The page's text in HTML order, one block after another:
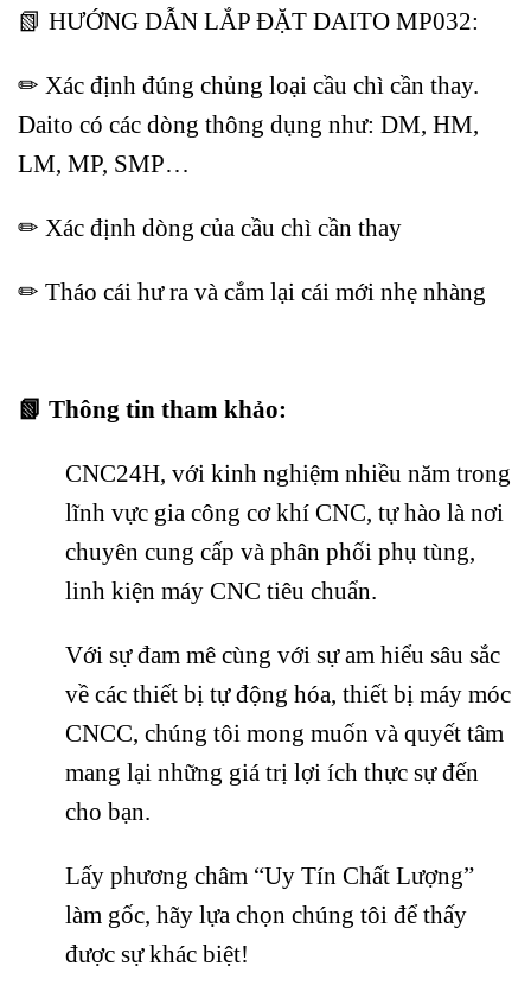
📗 HƯỚNG DẪN LẮP ĐẶT DAITO MP032:
✏ Xác định đúng chủng loại cầu chì cần thay.
Daito có các dòng thông dụng như: DM, HM,
LM, MP, SMP…
✏ Xác định dòng của cầu chì cần thay
✏ Tháo cái hư ra và cắm lại cái mới nhẹ nhàng
📗 Thông tin tham khảo:
CNC24H, với kinh nghiệm nhiều năm trong
lĩnh vực gia công cơ khí CNC, tự hào là nơi
chuyên cung cấp và phân phối phụ tùng,
linh kiện máy CNC tiêu chuẩn.
Với sự đam mê cùng với sự am hiểu sâu sắc
về các thiết bị tự động hóa, thiết bị máy móc
CNCC, chúng tôi mong muốn và quyết tâm
mang lại những giá trị lợi ích thực sự đến
cho bạn.
Lấy phương châm “Uy Tín Chất Lượng”
làm gốc, hãy lựa chọn chúng tôi để thấy
được sự khác biệt!